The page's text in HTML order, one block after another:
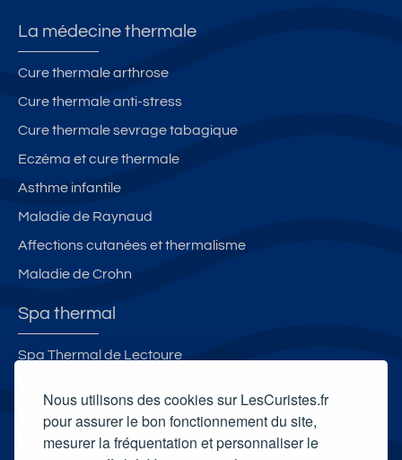
Nous utilisons des cookies sur LesCuristes.fr
pour assurer le bon fonctionnement du site,
mesurer la fréquentation et personnaliser le
La médecine thermale
Cure thermale arthrose
Cure thermale anti-stress
Cure thermale sevrage tabagique
Eczéma et cure thermale
Asthme infantile
Maladie de Raynaud
Affections cutanées et thermalisme
Maladie de Crohn
Spa thermal
Spa Thermal de Lectoure
Spa Villa Pompéi